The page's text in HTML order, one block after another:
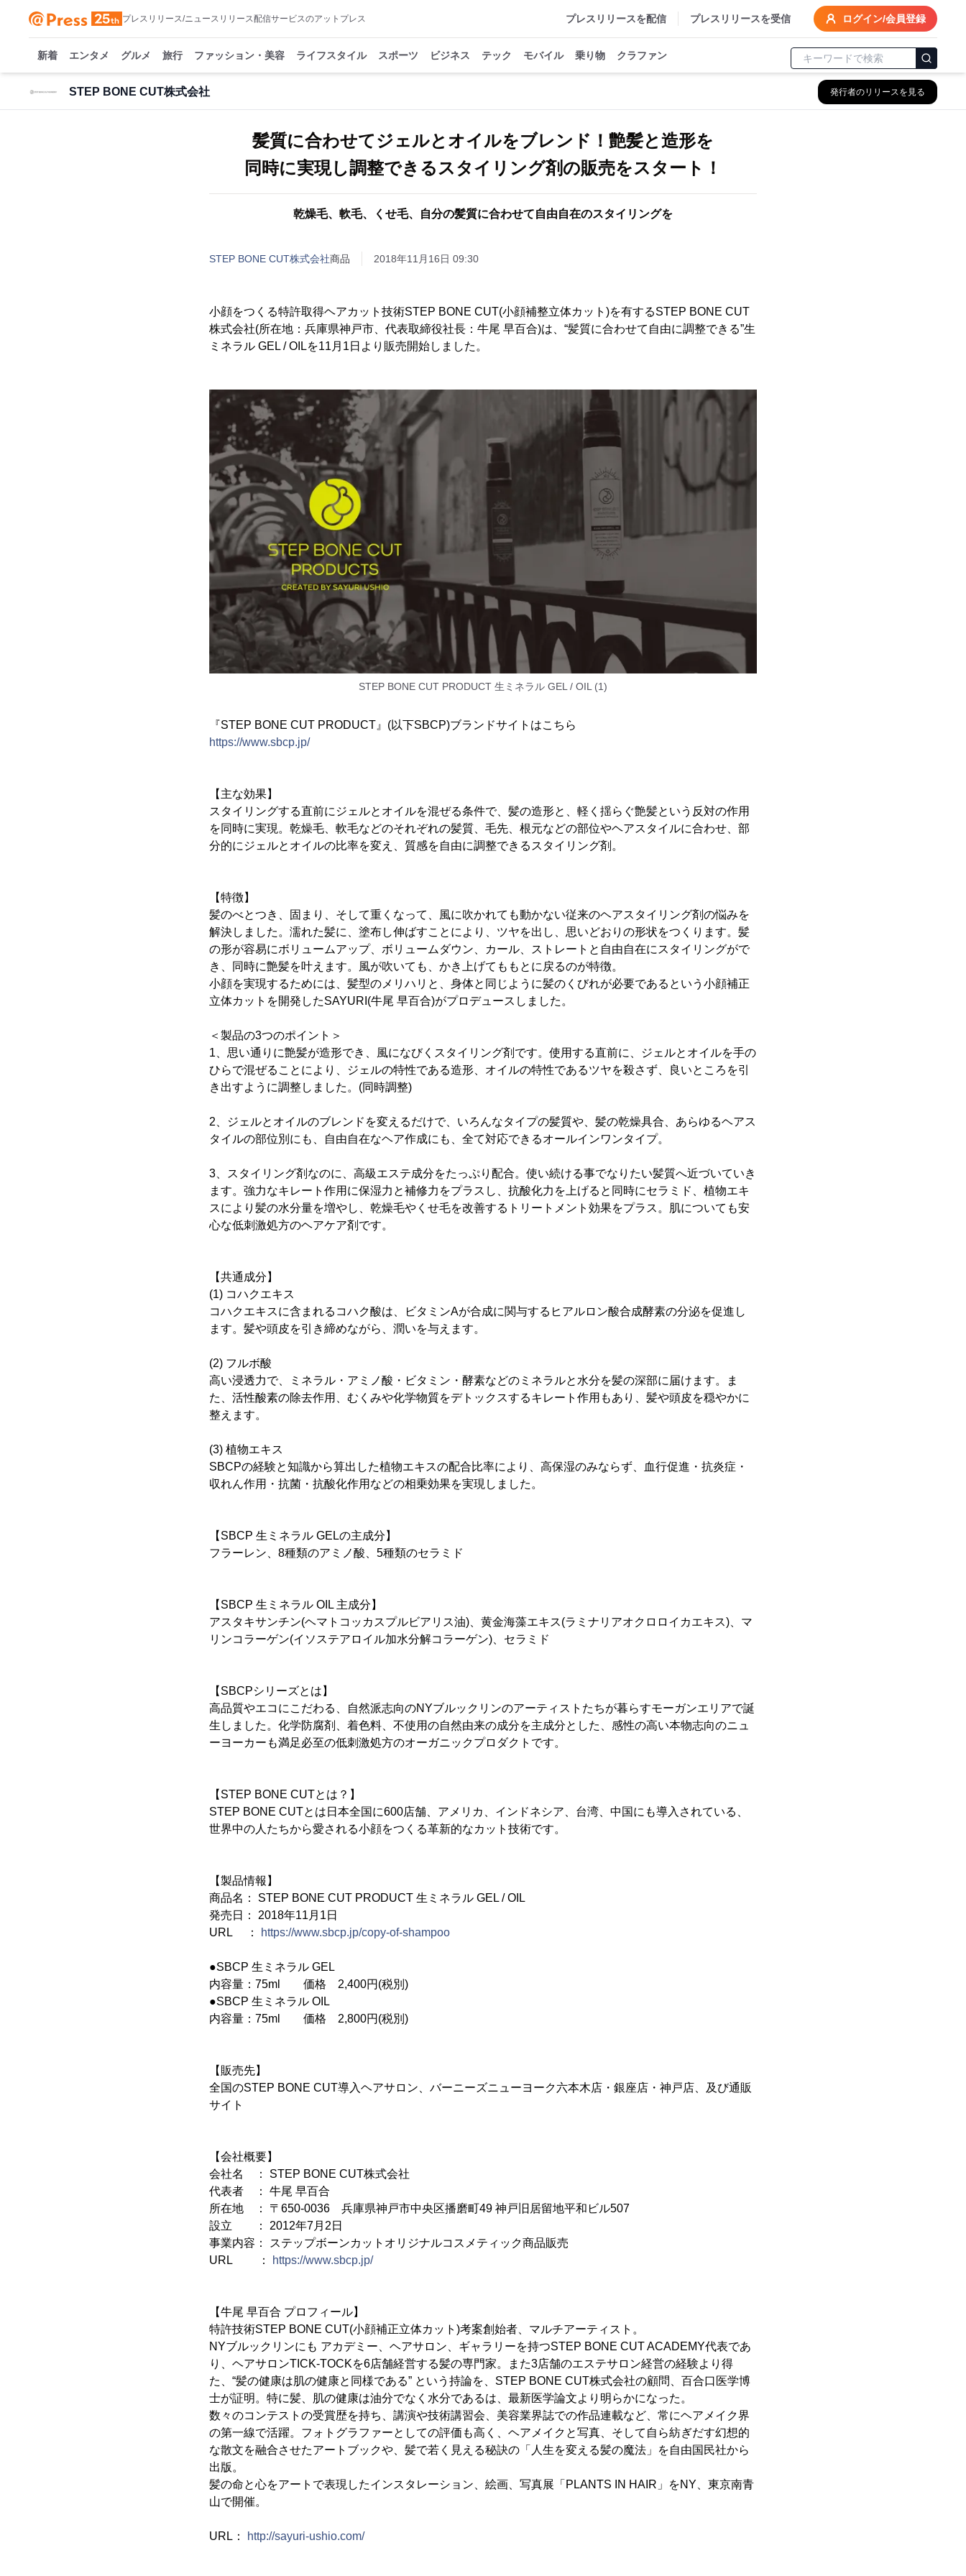
プレスリリース/ニュースリリース配信サービスのアットプレス プレスリリースを配信 プレスリリースを受信 ログイン/会員登録
新着 エンタメ グルメ 旅行 ファッション・美容 ライフスタイル スポーツ ビジネス テック モバイル 乗り物 クラファン
STEP BONE CUT株式会社 発行者のリリースを見る
髪質に合わせてジェルとオイルをブレンド！艶髪と造形を
同時に実現し調整できるスタイリング剤の販売をスタート！
乾燥毛、軟毛、くせ毛、自分の髪質に合わせて自由自在のスタイリングを
STEP BONE CUT株式会社商品 2018年11月16日 09:30
小顔をつくる特許取得ヘアカット技術STEP BONE CUT(小顔補整立体カット)を有するSTEP BONE CUT
株式会社(所在地：兵庫県神戸市、代表取締役社長：牛尾 早百合)は、“髪質に合わせて自由に調整できる”生
ミネラル GEL / OILを11月1日より販売開始しました。
STEP BONE CUT PRODUCT 生ミネラル GEL / OIL (1)
『STEP BONE CUT PRODUCT』(以下SBCP)ブランドサイトはこちら
https://www.sbcp.jp/
【主な効果】
スタイリングする直前にジェルとオイルを混ぜる条件で、髪の造形と、軽く揺らぐ艶髪という反対の作用
を同時に実現。乾燥毛、軟毛などのそれぞれの髪質、毛先、根元などの部位やヘアスタイルに合わせ、部
分的にジェルとオイルの比率を変え、質感を自由に調整できるスタイリング剤。
【特徴】
髪のべとつき、固まり、そして重くなって、風に吹かれても動かない従来のヘアスタイリング剤の悩みを
解決しました。濡れた髪に、塗布し伸ばすことにより、ツヤを出し、思いどおりの形状をつくります。髪
の形が容易にボリュームアップ、ボリュームダウン、カール、ストレートと自由自在にスタイリングがで
き、同時に艶髪を叶えます。風が吹いても、かき上げてももとに戻るのが特徴。
小顔を実現するためには、髪型のメリハリと、身体と同じように髪のくびれが必要であるという小顔補正
立体カットを開発したSAYURI(牛尾 早百合)がプロデュースしました。
＜製品の3つのポイント＞
1、思い通りに艶髪が造形でき、風になびくスタイリング剤です。使用する直前に、ジェルとオイルを手の
ひらで混ぜることにより、ジェルの特性である造形、オイルの特性であるツヤを殺さず、良いところを引
き出すように調整しました。(同時調整)
2、ジェルとオイルのブレンドを変えるだけで、いろんなタイプの髪質や、髪の乾燥具合、あらゆるヘアス
タイルの部位別にも、自由自在なヘア作成にも、全て対応できるオールインワンタイプ。
3、スタイリング剤なのに、高級エステ成分をたっぷり配合。使い続ける事でなりたい髪質へ近づいていき
ます。強力なキレート作用に保湿力と補修力をプラスし、抗酸化力を上げると同時にセラミド、植物エキ
スにより髪の水分量を増やし、乾燥毛やくせ毛を改善するトリートメント効果をプラス。肌についても安
心な低刺激処方のヘアケア剤です。
【共通成分】
(1) コハクエキス
コハクエキスに含まれるコハク酸は、ビタミンAが合成に関与するヒアルロン酸合成酵素の分泌を促進し
ます。髪や頭皮を引き締めながら、潤いを与えます。
(2) フルボ酸
高い浸透力で、ミネラル・アミノ酸・ビタミン・酵素などのミネラルと水分を髪の深部に届けます。ま
た、活性酸素の除去作用、むくみや化学物質をデトックスするキレート作用もあり、髪や頭皮を穏やかに
整えます。
(3) 植物エキス
SBCPの経験と知識から算出した植物エキスの配合比率により、高保湿のみならず、血行促進・抗炎症・
収れん作用・抗菌・抗酸化作用などの相乗効果を実現しました。
【SBCP 生ミネラル GELの主成分】
フラーレン、8種類のアミノ酸、5種類のセラミド
【SBCP 生ミネラル OIL 主成分】
アスタキサンチン(ヘマトコッカスプルビアリス油)、黄金海藻エキス(ラミナリアオクロロイカエキス)、マ
リンコラーゲン(イソステアロイル加水分解コラーゲン)、セラミド
【SBCPシリーズとは】
高品質やエコにこだわる、自然派志向のNYブルックリンのアーティストたちが暮らすモーガンエリアで誕
生しました。化学防腐剤、着色料、不使用の自然由来の成分を主成分とした、感性の高い本物志向のニュ
ーヨーカーも満足必至の低刺激処方のオーガニックプロダクトです。
【STEP BONE CUTとは？】
STEP BONE CUTとは日本全国に600店舗、アメリカ、インドネシア、台湾、中国にも導入されている、
世界中の人たちから愛される小顔をつくる革新的なカット技術です。
【製品情報】
商品名： STEP BONE CUT PRODUCT 生ミネラル GEL / OIL
発売日： 2018年11月1日
URL ：
https://www.sbcp.jp/copy-of-shampoo
●SBCP 生ミネラル GEL
内容量：75ml 価格 2,400円(税別)
●SBCP 生ミネラル OIL
内容量：75ml 価格 2,800円(税別)
【販売先】
全国のSTEP BONE CUT導入ヘアサロン、バーニーズニューヨーク六本木店・銀座店・神戸店、及び通販
サイト
【会社概要】
会社名 ： STEP BONE CUT株式会社
代表者 ： 牛尾 早百合
所在地 ： 〒650-0036 兵庫県神戸市中央区播磨町49 神戸旧居留地平和ビル507
設立 ： 2012年7月2日
事業内容： ステップボーンカットオリジナルコスメティック商品販売
URL ：
https://www.sbcp.jp/
【牛尾 早百合 プロフィール】
特許技術STEP BONE CUT(小顔補正立体カット)考案創始者、マルチアーティスト。
NYブルックリンにも アカデミー、ヘアサロン、ギャラリーを持つSTEP BONE CUT ACADEMY代表であ
り、ヘアサロンTICK-TOCKを6店舗経営する髪の専門家。また3店舗のエステサロン経営の経験より得
た、“髪の健康は肌の健康と同様である” という持論を、STEP BONE CUT株式会社の顧問、百合口医学博
士が証明。特に髪、肌の健康は油分でなく水分であるは、最新医学論文より明らかになった。
数々のコンテストの受賞歴を持ち、講演や技術講習会、美容業界誌での作品連載など、常にヘアメイク界
の第一線で活躍。フォトグラファーとしての評価も高く、ヘアメイクと写真、そして自ら紡ぎだす幻想的
な散文を融合させたアートブックや、髪で若く見える秘訣の「人生を変える髪の魔法」を自由国民社から
出版。
髪の命と心をアートで表現したインスタレーション、絵画、写真展「PLANTS IN HAIR」をNY、東京南青
山で開催。
URL： http://sayuri-ushio.com/